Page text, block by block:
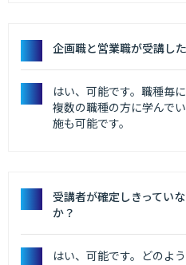
企画職と営業職が受講し
はい、可能です。職種毎
複数の職種の方に学んで
施も可能です。
受講者が確定しきってい
か？
はい、可能です。どのよ